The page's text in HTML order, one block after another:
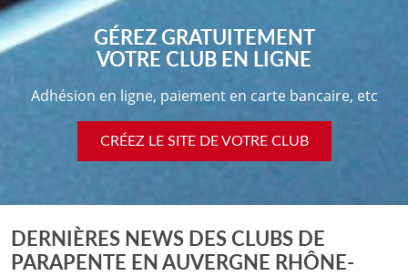
GÉREZ GRATUITEMENT
VOTRE CLUB EN LIGNE
Adhésion en ligne, paiement en carte bancaire, etc
CRÉEZ LE SITE DE VOTRE CLUB
DERNIÈRES NEWS DES CLUBS DE
PARAPENTE EN AUVERGNE RHÔNE-